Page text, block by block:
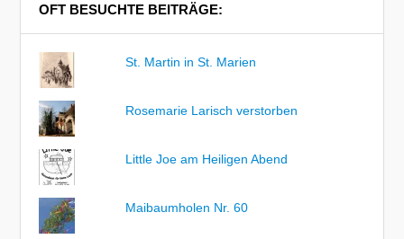
OFT BESUCHTE BEITRÄGE:
St. Martin in St. Marien
Rosemarie Larisch verstorben
Little Joe am Heiligen Abend
Maibaumholen Nr. 60